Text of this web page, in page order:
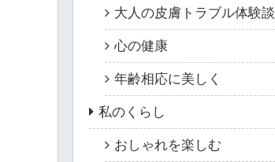
大人の皮膚トラブル体験談
心の健康
年齢相応に美しく
私のくらし
おしゃれを楽しむ